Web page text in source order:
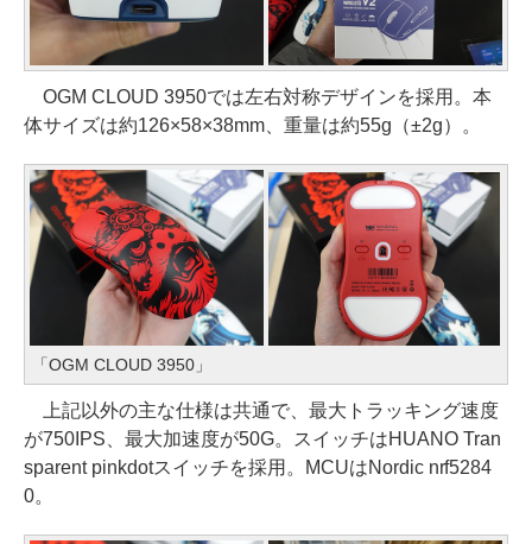
OGM CLOUD 3950では左右対称デザインを採用。本
体サイズは約126×58×38mm、重量は約55g（±2g）。
「OGM CLOUD 3950」
上記以外の主な仕様は共通で、最大トラッキング速度
が750IPS、最大加速度が50G。スイッチはHUANO Tran
sparent pinkdotスイッチを採用。MCUはNordic nrf5284
0。